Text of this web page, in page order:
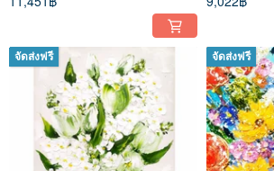
จัดส่งฟรี จัดส่งฟรี